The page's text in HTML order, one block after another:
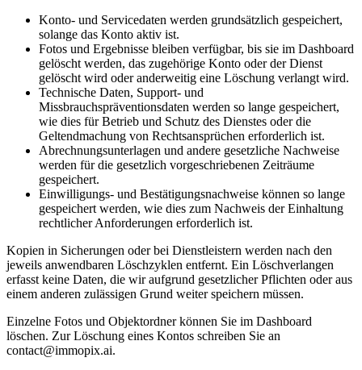
Konto- und Servicedaten werden grundsätzlich gespeichert,
solange das Konto aktiv ist.
Fotos und Ergebnisse bleiben verfügbar, bis sie im Dashboard
gelöscht werden, das zugehörige Konto oder der Dienst
gelöscht wird oder anderweitig eine Löschung verlangt wird.
Technische Daten, Support- und
Missbrauchspräventionsdaten werden so lange gespeichert,
wie dies für Betrieb und Schutz des Dienstes oder die
Geltendmachung von Rechtsansprüchen erforderlich ist.
Abrechnungsunterlagen und andere gesetzliche Nachweise
werden für die gesetzlich vorgeschriebenen Zeiträume
gespeichert.
Einwilligungs- und Bestätigungsnachweise können so lange
gespeichert werden, wie dies zum Nachweis der Einhaltung
rechtlicher Anforderungen erforderlich ist.
Kopien in Sicherungen oder bei Dienstleistern werden nach den
jeweils anwendbaren Löschzyklen entfernt. Ein Löschverlangen
erfasst keine Daten, die wir aufgrund gesetzlicher Pflichten oder aus
einem anderen zulässigen Grund weiter speichern müssen.
Einzelne Fotos und Objektordner können Sie im Dashboard
löschen. Zur Löschung eines Kontos schreiben Sie an
contact@immopix.ai.